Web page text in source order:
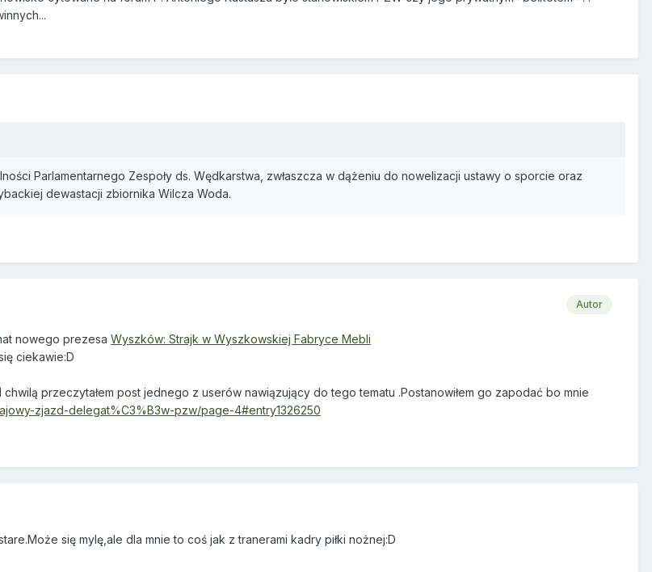
Parlamentarnego Zespoły ds. Wędkarstwa, zwłaszcza w dążeniu do nowelizacji ustawy o sporcie oraz
dewastacji zbiornika Wilcza Woda.
Autor
nowego prezesa Wyszków: Strajk w Wyszkowskiej Fabryce Mebli
ciekawie:D
przeczytałem post jednego z userów nawiązujący do tego tematu .Postanowiłem go zapodać bo mnie
zjazd-delegat%C3%B3w-pzw/page-4#entry1326250
się mylę,ale dla mnie to coś jak z tranerami kadry piłki nożnej:D